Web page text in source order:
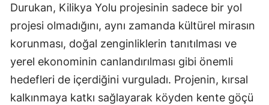
Durukan, Kilikya Yolu projesinin sadece bir yol
projesi olmadığını, aynı zamanda kültürel mirasın
korunması, doğal zenginliklerin tanıtılması ve
yerel ekonominin canlandırılması gibi önemli
hedefleri de içerdiğini vurguladı. Projenin, kırsal
kalkınmaya katkı sağlayarak köyden kente göçü